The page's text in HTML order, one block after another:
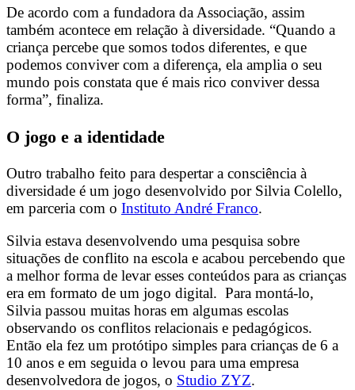
De acordo com a fundadora da Associação, assim
também acontece em relação à diversidade. “Quando a
criança percebe que somos todos diferentes, e que
podemos conviver com a diferença, ela amplia o seu
mundo pois constata que é mais rico conviver dessa
forma”, finaliza.
O jogo e a identidade
Outro trabalho feito para despertar a consciência à
diversidade é um jogo desenvolvido por Silvia Colello,
em parceria com o Instituto André Franco.
Silvia estava desenvolvendo uma pesquisa sobre
situações de conflito na escola e acabou percebendo que
a melhor forma de levar esses conteúdos para as crianças
era em formato de um jogo digital. Para montá-lo,
Silvia passou muitas horas em algumas escolas
observando os conflitos relacionais e pedagógicos.
Então ela fez um protótipo simples para crianças de 6 a
10 anos e em seguida o levou para uma empresa
desenvolvedora de jogos, o Studio ZYZ.